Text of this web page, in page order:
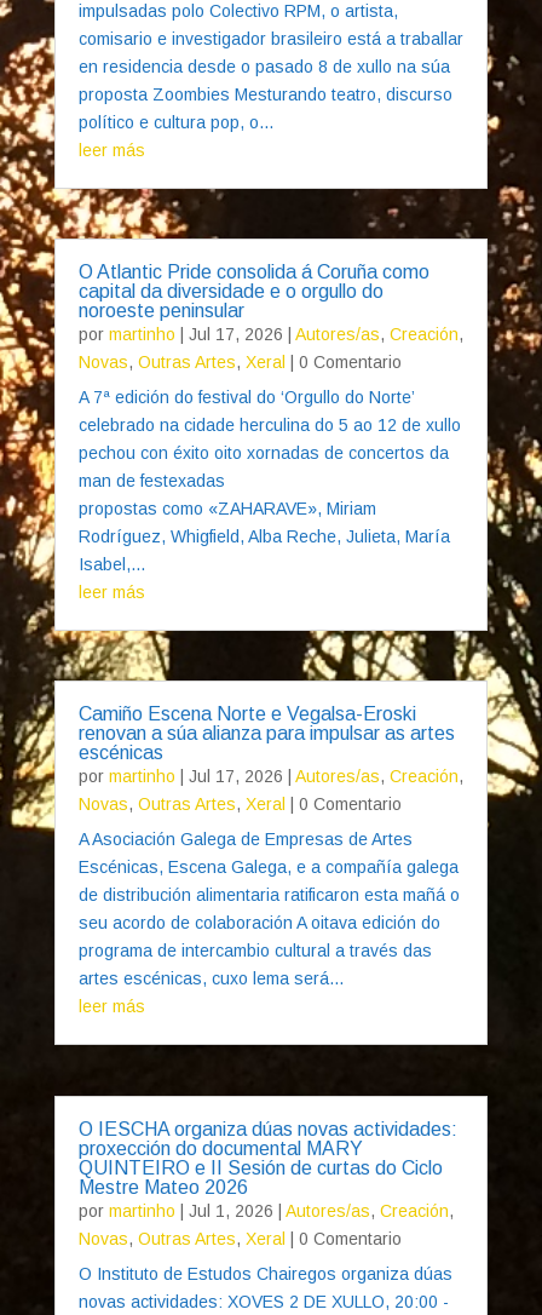
impulsadas polo Colectivo RPM, o artista,
comisario e investigador brasileiro está a traballar
en residencia desde o pasado 8 de xullo na súa
proposta Zoombies Mesturando teatro, discurso
político e cultura pop, o...
leer más
O Atlantic Pride consolida á Coruña como
capital da diversidade e o orgullo do
noroeste peninsular
por martinho Jul 17, 2026 Autores/as, Creación,
Novas, Outras Artes, Xeral
| 0 Comentario
A 7ª edición do festival do ‘Orgullo do Norte’
celebrado na cidade herculina do 5 ao 12 de xullo
pechou con éxito oito xornadas de concertos da
man de festexadas
propostas como «ZAHARAVE», Miriam
Rodríguez, Whigfield, Alba Reche, Julieta, María
Isabel,...
leer más
Camiño Escena Norte e Vegalsa-Eroski
renovan a súa alianza para impulsar as artes
escénicas
por martinho Jul 17, 2026 Autores/as, Creación,
Novas, Outras Artes, Xeral
| 0 Comentario
A Asociación Galega de Empresas de Artes
Escénicas, Escena Galega, e a compañía galega
de distribución alimentaria ratificaron esta mañá o
seu acordo de colaboración A oitava edición do
programa de intercambio cultural a través das
artes escénicas, cuxo lema será...
leer más
O IESCHA organiza dúas novas actividades:
proxección do documental MARY
QUINTEIRO e II Sesión de curtas do Ciclo
Mestre Mateo 2026
por martinho Jul 1, 2026 Autores/as, Creación,
Novas, Outras Artes, Xeral
| 0 Comentario
O Instituto de Estudos Chairegos organiza dúas
novas actividades: XOVES 2 DE XULLO, 20:00 -